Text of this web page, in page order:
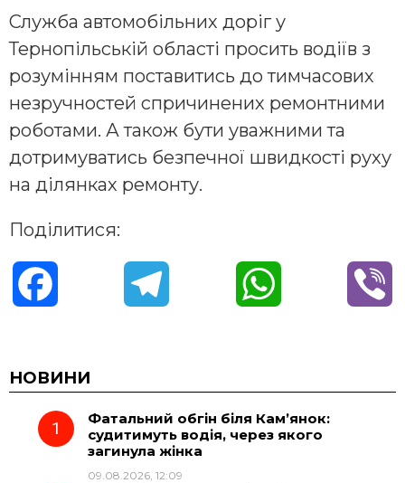
Служба автомобільних доріг у
Тернопільській області просить водіїв з
розумінням поставитись до тимчасових
незручностей спричинених ремонтними
роботами. А також бути уважними та
дотримуватись безпечної швидкості руху
на ділянках ремонту.
Поділитися:
c
e e t
НОВИНИ
Фатальний обгін біля Кам’янок:
судитимуть водія, через якого
загинула жінка
09.08.2026, 12:09